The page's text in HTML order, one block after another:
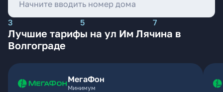
3 5 7
Лучшие тарифы на ул Им Лячина в
Волгограде
МегаФон
Минимум